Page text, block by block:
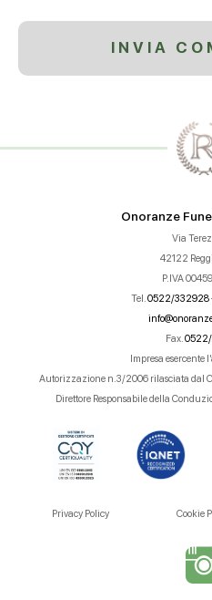
Onoranze
Via
42122
P.IVA
Tel. 0522/332928
Fax. 0522/
Impresa esercente
Autorizzazione n.3/2006 rilasciata dal
Direttore Responsabile della
Privacy Policy Cookie